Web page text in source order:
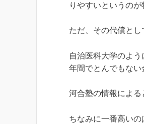
りやすいというのが
ただ、その代償とし
自治医科大学のよ
年間でとんでもない
河合塾の情報による
ちなみに一番高いの